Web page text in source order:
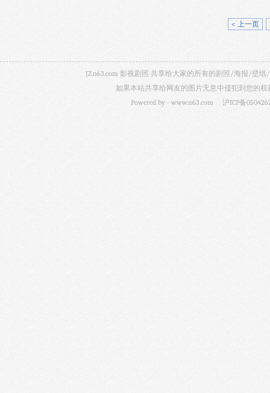
< 上一页
JZ.n63.com 影视剧照 共享给大家的所有的剧照/海报/壁
如果本站共享给网友的图片无意中侵犯到您的
Powered by - www.n63.com 沪ICP备